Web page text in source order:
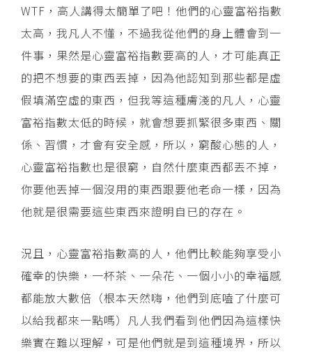
WTF，高人講得太簡單了吧！他們的心靈富裕指數
太高，我凡人不懂，不過我從他們的身上體會到一
件事，果然是心靈富裕指數要高的人，才可能真正
的把不想要的東西丟掉，因為他認知到那些都是虛
假填滿空虛的東西，但我等這種膚淺的凡人，心靈
富裕指數太低的時候，就會想要抓緊很多東西、關
係、習慣，才會有安全感，所以，窮酸心態的人，
心靈富裕指數也是很窮，自然什麼東西都丟不掉，
你要他丟掉一個沒用的東西跟要他老命一樣，因為
他就是很需要這些東西來證明自已的存在。
況且，心靈富裕指數高的人，他們比較能夠享受小
確幸的快樂，一杯茶、一朵花、一個小小的幸福感
都能放大數倍（根本天然嗨，他們到底嗑了什麼可
以給我都來一點嗎）凡人我們看到他們因為這樣快
樂實在難以理解，可是他們就是到這種境界，所以